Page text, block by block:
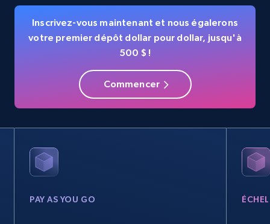
Inscrivez-vous maintenant et nous égalerons
votre premier dépôt dollar pour dollar, jusqu'à
500 $ !
Commencer
PAY AS YOU GO